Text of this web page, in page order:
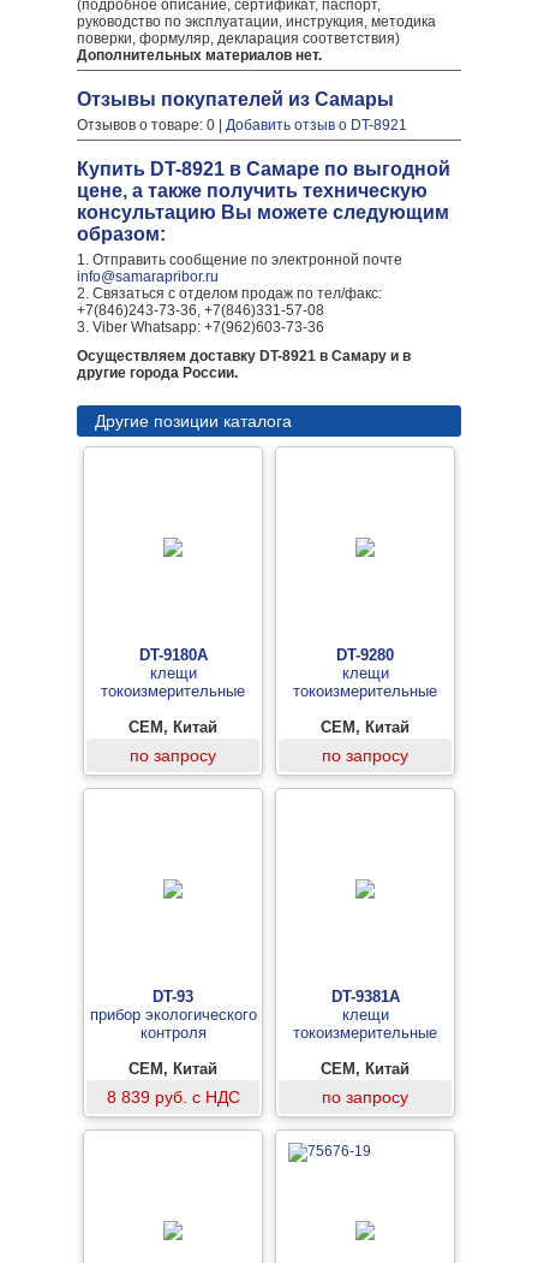
(подробное описание, сертификат, паспорт,
руководство по эксплуатации, инструкция, методика
поверки, формуляр, декларация соответствия)
Дополнительных материалов нет.
Отзывы покупателей из Самары
Отзывов о товаре: 0 | Добавить отзыв о DT-8921
Купить DT-8921 в Самаре по выгодной
цене, а также получить техническую
консультацию Вы можете следующим
образом:
1. Отправить сообщение по электронной почте
info@samarapribor.ru
2. Связаться с отделом продаж по тел/факс:
+7(846)243-73-36, +7(846)331-57-08
3. Viber Whatsapp: +7(962)603-73-36
Осуществляем доставку DT-8921 в Самару и в
другие города России.
Другие позиции каталога
DT-9180A
клещи
токоизмерительные
CEM, Китай
по запросу
DT-9280
клещи
токоизмерительные
CEM, Китай
по запросу
DT-93
прибор экологического
контроля
CEM, Китай
8 839 руб. с НДС
DT-9381A
клещи
токоизмерительные
CEM, Китай
по запросу